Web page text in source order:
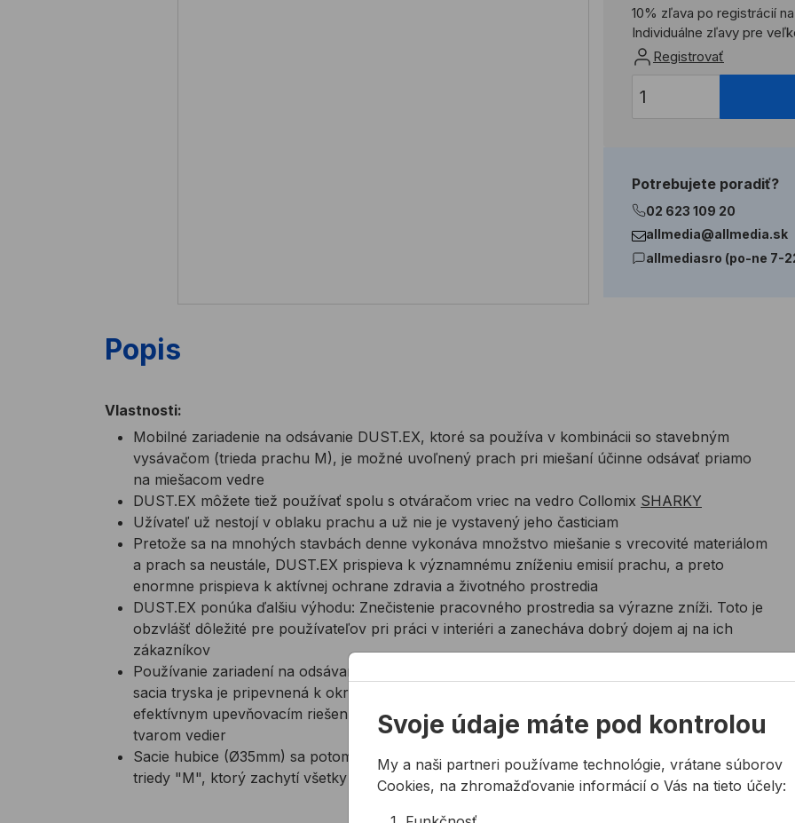
10% zľava po registrácií
Individuálne zľavy pre
Registrovať
Potrebujete poradiť?
02 623 109 20
allmedia@allmedia.sk
allmediasro (po-ne 7-
Popis
Vlastnosti:
Mobilné zariadenie na odsávanie DUST.EX, ktoré sa používa v kombinácii so stavebným
vysávačom (trieda prachu M), je možné uvoľnený prach pri miešaní účinne odsávať priamo
na miešacom vedre
DUST.EX môžete tiež používať spolu s otváračom vriec na vedro Collomix SHARKY
Užívateľ už nestojí v oblaku prachu a už nie je vystavený jeho časticiam
Pretože sa na mnohých stavbách denne vykonáva množstvo miešanie s vrecovité materiálom
a prach sa neustále, DUST.EX prispieva k významnému zníženiu emisií prachu, a preto
enormne prispieva k aktívnej ochrane zdravia a životného prostredia
DUST.EX ponúka ďalšiu výhodu: Znečistenie pracovného prostredia sa výrazne zníži. Toto je
obzvlášť dôležité pre používateľov pri práci v interiéri a zanecháva dobrý dojem aj na ich
zákazníkov
Používanie zariadení na odsávanie prachu Collomix DUST.EX je veľmi jednoduché, pretože
sacia tryska je pripevnená k okraju príslušného miešacieho vedra pružinovou sponou a týmto
efektívnym upevňovacím riešením môže byť DUST.EX pripevnený k rôznym veľkostiam a
tvarom vedier
Sacie hubice (Ø35mm) sa potom jednoducho pripojí cez saciu hadicu k výkonnému vysávaču
triedy "M", ktorý zachytí všetky prachové častice
Svoje údaje máte pod kontrolou
My a naši partneri používame technológie, vrátane súborov
Cookies, na zhromažďovanie informácií o Vás na tieto účely: